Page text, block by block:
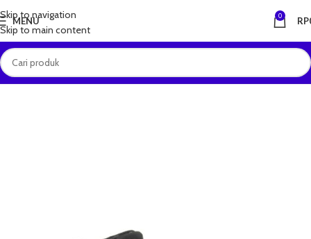
Skip to navigation
Skip to main content
MENU 0 RP